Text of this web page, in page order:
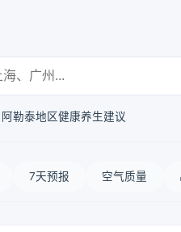
阿勒泰地区健康养生建议
7天预报 空气质量